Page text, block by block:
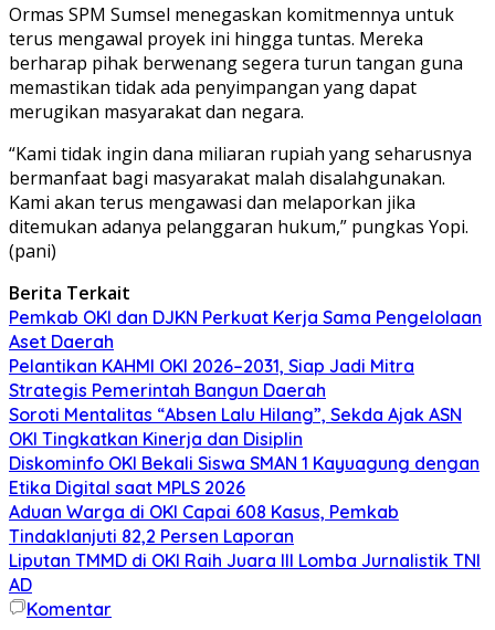
Ormas SPM Sumsel menegaskan komitmennya untuk
terus mengawal proyek ini hingga tuntas. Mereka
berharap pihak berwenang segera turun tangan guna
memastikan tidak ada penyimpangan yang dapat
merugikan masyarakat dan negara.
“Kami tidak ingin dana miliaran rupiah yang seharusnya
bermanfaat bagi masyarakat malah disalahgunakan.
Kami akan terus mengawasi dan melaporkan jika
ditemukan adanya pelanggaran hukum,” pungkas Yopi.
(pani)
Berita Terkait
Pemkab OKI dan DJKN Perkuat Kerja Sama Pengelolaan
Aset Daerah
Pelantikan KAHMI OKI 2026–2031, Siap Jadi Mitra
Strategis Pemerintah Bangun Daerah
Soroti Mentalitas “Absen Lalu Hilang”, Sekda Ajak ASN
OKI Tingkatkan Kinerja dan Disiplin
Diskominfo OKI Bekali Siswa SMAN 1 Kayuagung dengan
Etika Digital saat MPLS 2026
Aduan Warga di OKI Capai 608 Kasus, Pemkab
Tindaklanjuti 82,2 Persen Laporan
Liputan TMMD di OKI Raih Juara III Lomba Jurnalistik TNI
AD
Komentar